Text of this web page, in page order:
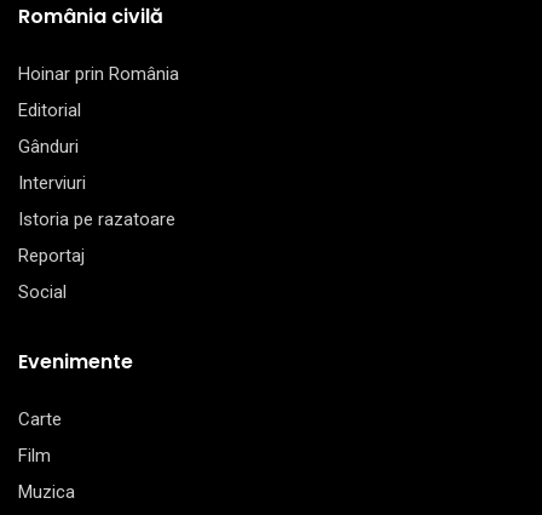
România civilă
Hoinar prin România
Editorial
Gânduri
Interviuri
Istoria pe razatoare
Reportaj
Social
Evenimente
Carte
Film
Muzica